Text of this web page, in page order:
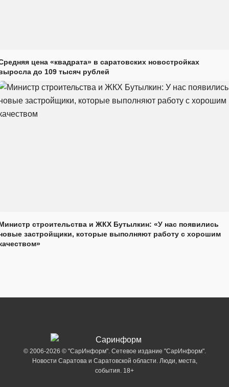
цена «квадрата» в саратовских новостройках
до 109 тысяч рублей
строительства и ЖКХ Бутылкин: «У нас появились
застройщики, которые выполняют работу с хорошим
© 2006-2026 © "СарИнформ". Сетевое издание "СарИнформ".
Новости Саратова и Саратовской области. Люди, места,
события. 18+